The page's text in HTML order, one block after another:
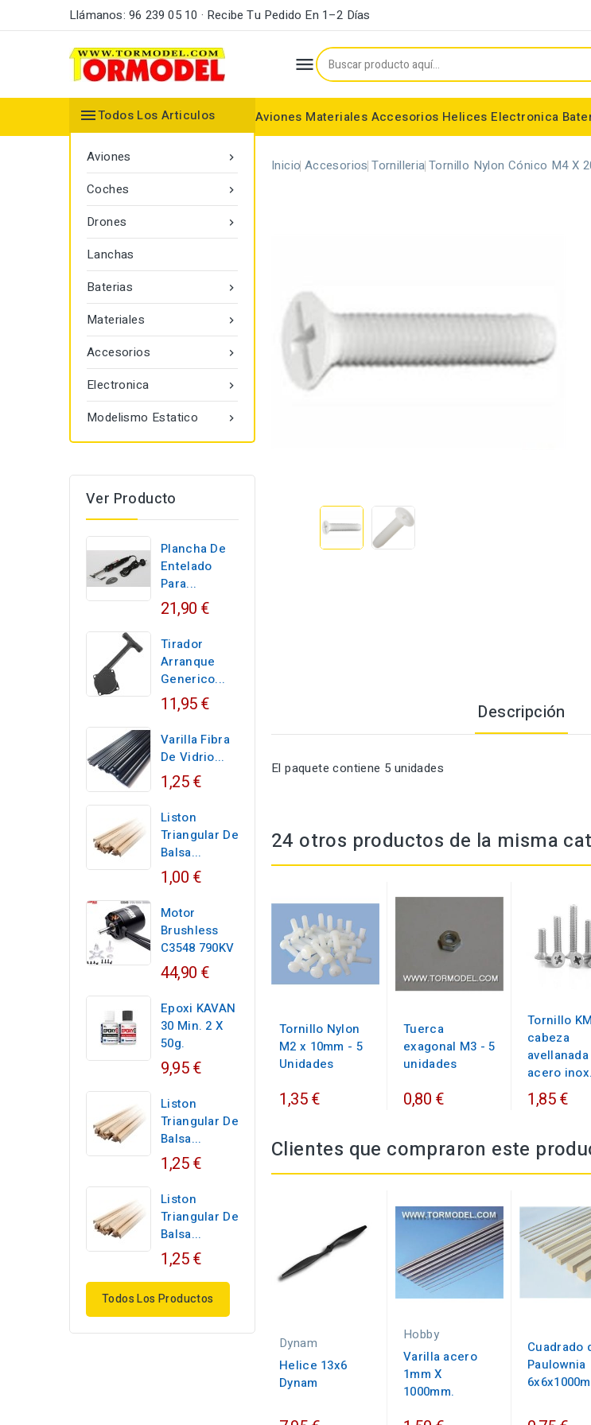
Llámanos: 96 239 05 10 · Recibe Tu Pedido En 1–2 Días

Aviones Materiales Accesorios Helices Electronica
Todos Los Articulos

Aviones

Coches

Drones
Lanchas

Baterias

Materiales

Accesorios

Electronica

Modelismo Estatico
Ver Producto
Plancha De
Entelado
Para...
21,90 €
Tirador
Arranque
Generico...
11,95 €
Varilla Fibra
De Vidrio...
1,25 €
Liston
Triangular De
Balsa...
1,00 €
Motor
Brushless
C3548 790KV
44,90 €
Epoxi KAVAN
30 Min. 2 X
50g.
9,95 €
Liston
Triangular De
Balsa...
1,25 €
Liston
Triangular De
Balsa...
1,25 €
Todos Los Productos
Inicio Accesorios Tornilleria Tornillo Nylon Cónico M4 X
Descripción
El paquete contiene 5 unidades
24 otros productos de la misma
Tornillo Nylon
M2 x 10mm - 5
Unidades
1,35 €
Tuerca
exagonal M3 - 5
unidades
0,80 €
Tornillo
cabeza
avellanada
acero inox.
1,85 €
Clientes que compraron este
Dynam
Helice 13x6
Dynam
Hobby
Varilla acero
1mm X
1000mm.
Cuadrado
Paulownia